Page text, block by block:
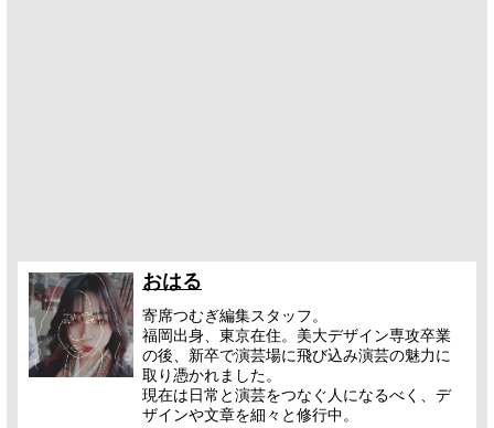
おはる
寄席つむぎ編集スタッフ。
福岡出身、東京在住。美大デザイン専攻卒業
の後、新卒で演芸場に飛び込み演芸の魅力に
取り憑かれました。
現在は日常と演芸をつなぐ人になるべく、デ
ザインや文章を細々と修行中。